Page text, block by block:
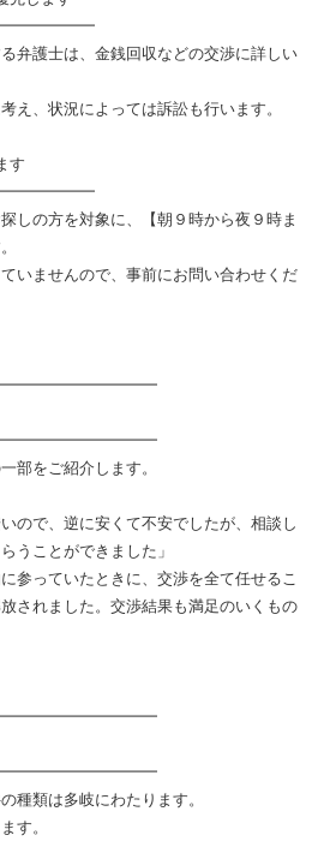
弁護士は、金銭回収などの交渉に詳しい
え、状況によっては訴訟も行います。
す
しの方を対象に、【朝９時から夜９時ま
いませんので、事前にお問い合わせくだ
部をご紹介します。
ので、逆に安くて不安でしたが、相談し
うことができました」
参っていたときに、交渉を全て任せるこ
されました。交渉結果も満足のいくもの
種類は多岐にわたります。
す。